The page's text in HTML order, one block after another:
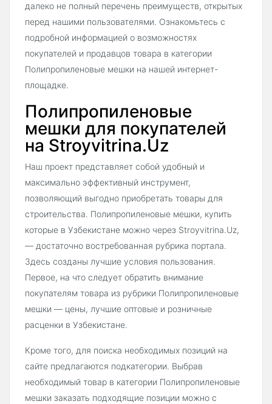
далеко не полный перечень преимуществ, открытых
перед нашими пользователями. Ознакомьтесь с
подробной информацией о возможностях
покупателей и продавцов товара в категории
Полипропиленовые мешки на нашей интернет-
площадке.
Полипропиленовые
мешки для покупателей
на Stroyvitrina.Uz
Наш проект представляет собой удобный и
максимально эффективный инструмент,
позволяющий выгодно приобретать товары для
строительства. Полипропиленовые мешки, купить
которые в Узбекистане можно через Stroyvitrina.Uz,
— достаточно востребованная рубрика портала.
Здесь созданы лучшие условия пользования.
Первое, на что следует обратить внимание
покупателям товара из рубрики Полипропиленовые
мешки — цены, лучшие оптовые и розничные
расценки в Узбекистане.
Кроме того, для поиска необходимых позиций на
сайте предлагаются подкатегории. Выбрав
необходимый товар в категории Полипропиленовые
мешки заказать подходящие позиции можно с